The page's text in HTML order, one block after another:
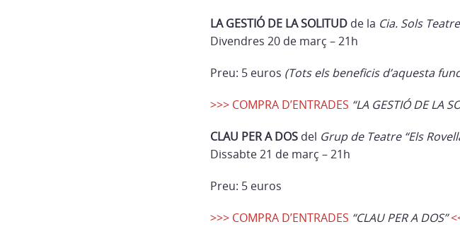
LA GESTIÓ DE LA SOLITUD de la Cia. Sols Teatre
Divendres 20 de març – 21h
Preu: 5 euros (Tots els beneficis d’aquesta
>>> COMPRA D’ENTRADES “LA GESTIÓ DE LA
CLAU PER A DOS del Grup de Teatre “Els
Dissabte 21 de març – 21h
Preu: 5 euros
>>> COMPRA D’ENTRADES “CLAU PER A DOS”